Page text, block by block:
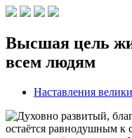
Высшая цель
всем людям
Наставления